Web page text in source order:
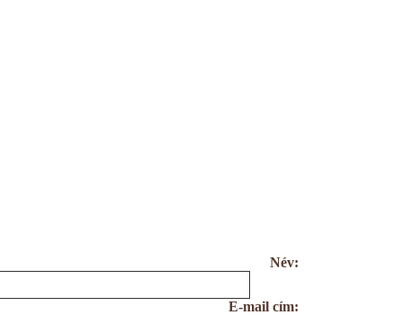
Név:
E-mail cím: